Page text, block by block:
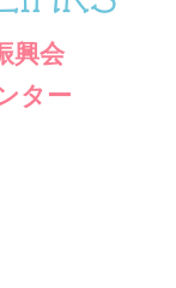
興会
ター